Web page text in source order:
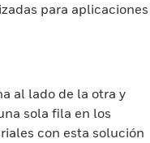
para aplicaciones
al lado de la otra y
sola fila en los
con esta solución